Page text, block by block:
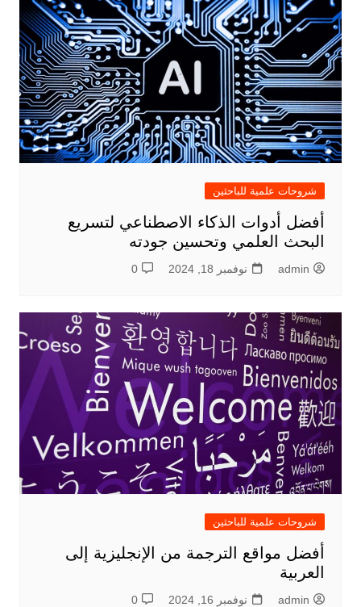
شروحات علمية للباحثين
أفضل أدوات الذكاء الاصطناعي لتسريع
البحث العلمي وتحسين جودته
admin نوفمبر 18, 2024 0
شروحات علمية للباحثين
أفضل مواقع الترجمة من الإنجليزية إلى
العربية
admin نوفمبر 16, 2024 0